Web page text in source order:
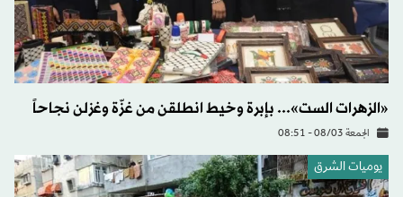
«الزهرات الست»... بإبرة وخيط انطلقن من غزّة وغزلن نجاحاً
الجمعة 08/03 - 08:51
يوميات الشرق